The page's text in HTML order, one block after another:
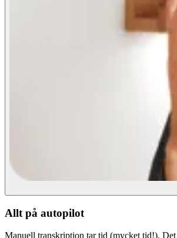
Allt på autopilot
Manuell transkription tar tid (mycket tid!).